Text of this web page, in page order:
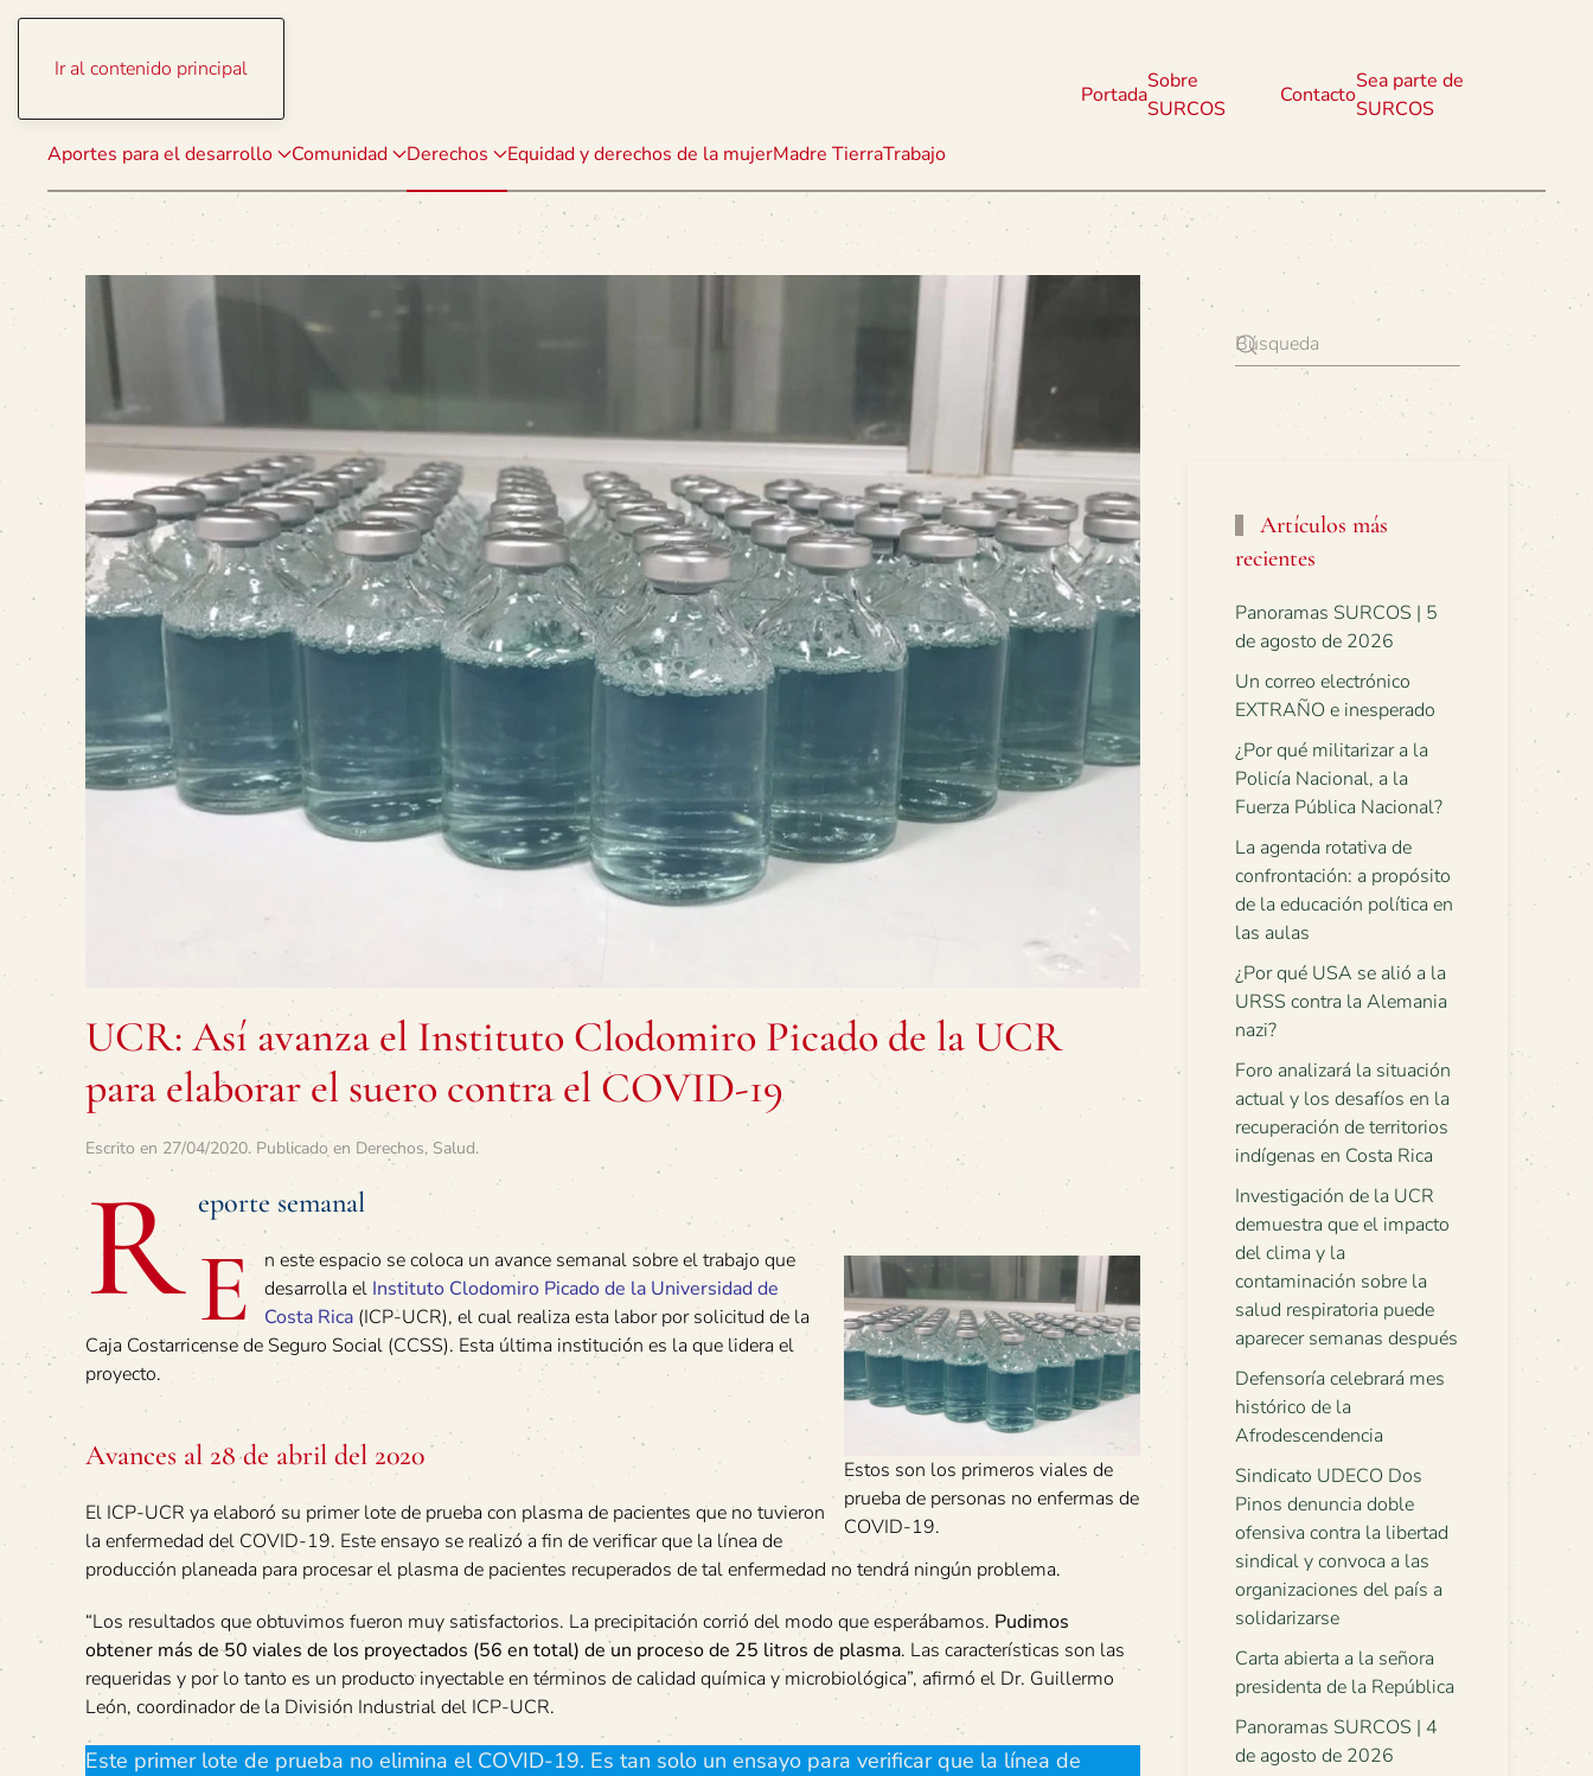
Ir al contenido principal
Aportes para el desarrollo Comunidad Derechos Equidad y derechos de la mujerMadre TierraTrabajo
Portada
Sobre
SURCOS
Contacto
Sea parte de
SURCOS
UCR: Así avanza el Instituto Clodomiro Picado de la UCR
para elaborar el suero contra el COVID-19
Escrito en 27/04/2020. Publicado en Derechos, Salud.
R eporte semanal
Estos son los primeros viales de
prueba de personas no enfermas de
COVID-19.
E
n este espacio se coloca un avance semanal sobre el trabajo que
desarrolla el Instituto Clodomiro Picado de la Universidad de
Costa Rica (ICP-UCR), el cual realiza esta labor por solicitud de la
Caja Costarricense de Seguro Social (CCSS). Esta última institución es la que lidera el
proyecto.
Avances al 28 de abril del 2020
El ICP-UCR ya elaboró su primer lote de prueba con plasma de pacientes que no tuvieron
la enfermedad del COVID-19. Este ensayo se realizó a fin de verificar que la línea de
producción planeada para procesar el plasma de pacientes recuperados de tal enfermedad no tendrá ningún problema.
“Los resultados que obtuvimos fueron muy satisfactorios. La precipitación corrió del modo que esperábamos. Pudimos
obtener más de 50 viales de los proyectados (56 en total) de un proceso de 25 litros de plasma. Las características son las
requeridas y por lo tanto es un producto inyectable en términos de calidad química y microbiológica”, afirmó el Dr. Guillermo
León, coordinador de la División Industrial del ICP-UCR.
Este primer lote de prueba no elimina el COVID-19. Es tan solo un ensayo para verificar que la línea de
Artículos más
recientes
Panoramas SURCOS | 5
de agosto de 2026
Un correo electrónico
EXTRAÑO e inesperado
¿Por qué militarizar a la
Policía Nacional, a la
Fuerza Pública Nacional?
La agenda rotativa de
confrontación: a propósito
de la educación política en
las aulas
¿Por qué USA se alió a la
URSS contra la Alemania
nazi?
Foro analizará la situación
actual y los desafíos en la
recuperación de territorios
indígenas en Costa Rica
Investigación de la UCR
demuestra que el impacto
del clima y la
contaminación sobre la
salud respiratoria puede
aparecer semanas después
Defensoría celebrará mes
histórico de la
Afrodescendencia
Sindicato UDECO Dos
Pinos denuncia doble
ofensiva contra la libertad
sindical y convoca a las
organizaciones del país a
solidarizarse
Carta abierta a la señora
presidenta de la República
Panoramas SURCOS | 4
de agosto de 2026